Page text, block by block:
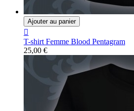
Ajouter au panier

T-shirt Femme Blood Pentagram
25,00 €